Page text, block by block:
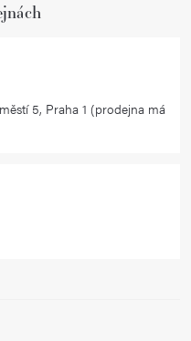
5, Praha 1 (prodejna má